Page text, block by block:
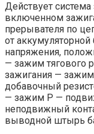
Действует
включенном
прерывателя по
от аккумуляторной
напряжения,
— зажим тягового
зажигания —
добавочный
— зажим Р —
неподвижный
выводной штырь